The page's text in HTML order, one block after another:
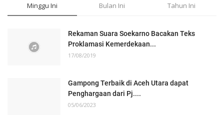
Minggu Ini Bulan Ini Tahun Ini
Rekaman Suara Soekarno Bacakan Teks
Proklamasi Kemerdekaan...
17/08/2019
Gampong Terbaik di Aceh Utara dapat
Penghargaan dari Pj....
05/06/2023